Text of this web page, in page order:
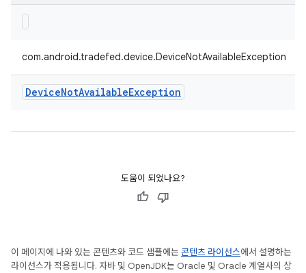
com.android.tradefed.device.DeviceNotAvailableException
DeviceNotAvailableException
도움이 되었나요?
이 페이지에 나와 있는 콘텐츠와 코드 샘플에는 콘텐츠 라이선스에서 설명하는
라이선스가 적용됩니다. 자바 및 OpenJDK는 Oracle 및 Oracle 계열사의 상